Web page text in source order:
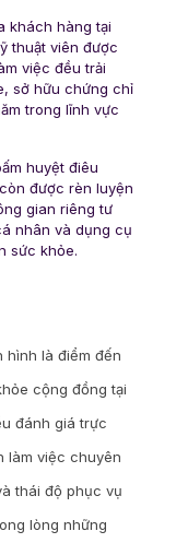
khách hàng tại
thuật viên được
việc đều trải
sở hữu chứng chỉ
trong lĩnh vực
huyệt điêu
còn được rèn luyện
gian riêng tư
nhân và dụng cụ
sức khỏe.
hình là điểm đến
cộng đồng tại
đánh giá trực
làm việc chuyên
thái độ phục vụ
lòng những